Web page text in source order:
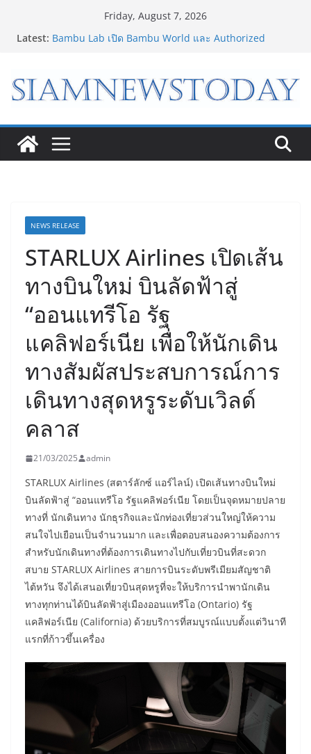
Friday, August 7, 2026
Latest: Bambu Lab เปิด Bambu World และ Authorized
เจาะเบื้องหลังความสำเร็จของ The 1 Day 2026 จาก
แคมเปญสู่ Shopping Phenomenon ของไทย
แห่งปี พบ CEO “ดร.ปิยะวัฒน์” ถ่ายทอดวิสัยทัศน์ธุรกิจ
พร้อมฟรีคอนเสิร์ต “โชค รถแห่” ยกวง
“ดีโด้” คว้ารางวัล Marketeer ตอกย้ำผู้นำตลาดน้ำผลไม้
Non 100% ครองที่ 1 ในใจผู้บริโภค 8 ปีซ้อน
NEWS RELEASE
STARLUX Airlines เปิดเส้น
ทางบินใหม่ บินลัดฟ้าสู่
“ออนแทรีโอ รัฐ
แคลิฟอร์เนีย เพื่อให้นักเดิน
ทางสัมผัสประสบการณ์การ
เดินทางสุดหรูระดับเวิลด์
คลาส
21/03/2025 admin
STARLUX Airlines (สตาร์ลักซ์ แอร์ไลน์) เปิดเส้นทางบินใหม่
บินลัดฟ้าสู่ “ออนแทรีโอ รัฐแคลิฟอร์เนีย โดยเป็นจุดหมายปลาย
ทางที่ นักเดินทาง นักธุรกิจและนักท่องเที่ยวส่วนใหญ่ให้ความ
สนใจไปเยือนเป็นจำนวนมาก และเพื่อตอบสนองความต้องการ
สำหรับนักเดินทางที่ต้องการเดินทางไปกับเที่ยวบินที่สะดวก
สบาย STARLUX Airlines สายการบินระดับพรีเมียมสัญชาติ
ไต้หวัน จึงได้เสนอเที่ยวบินสุดหรูที่จะให้บริการนำพานักเดิน
ทางทุกท่านได้บินลัดฟ้าสู่เมืองออนแทรีโอ (Ontario) รัฐ
แคลิฟอร์เนีย (California) ด้วยบริการที่สมบูรณ์แบบตั้งแต่วินาที
แรกที่ก้าวขึ้นเครื่อง